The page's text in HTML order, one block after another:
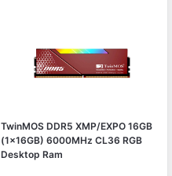
TwinMOS DDR5 XMP/EXPO 16GB
(1x16GB) 6000MHz CL36 RGB
Desktop Ram